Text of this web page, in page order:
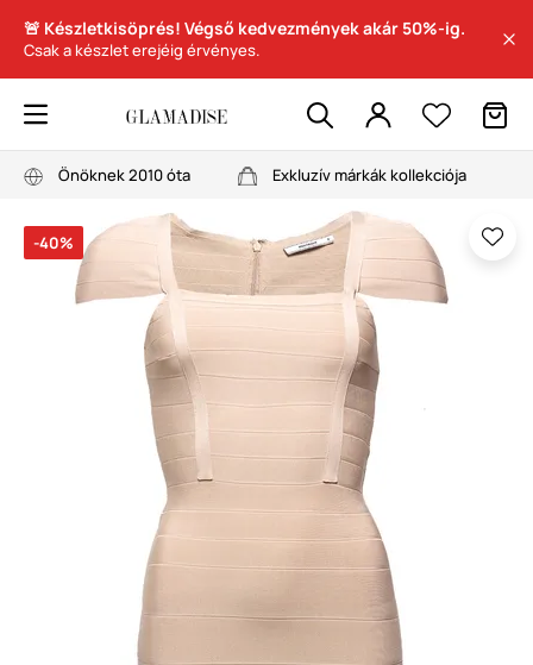
🚨 Készletkisöprés! Végső kedvezmények akár 50%-ig.
Csak a készlet erejéig érvényes.
Önöknek 2010 óta Exkluzív márkák kollekciója
-40%